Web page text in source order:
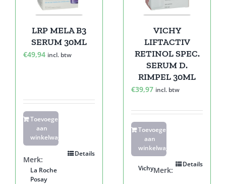
LRP MELA B3
SERUM 30ML
€49,94 incl. btw
Toevoegen
aan
winkelwagen
Details
Merk:
La Roche
Posay
VICHY
LIFTACTIV
RETINOL SPEC.
SERUM D.
RIMPEL 30ML
€39,97 incl. btw
Toevoegen
aan
winkelwagen
Details
Merk:
Vichy